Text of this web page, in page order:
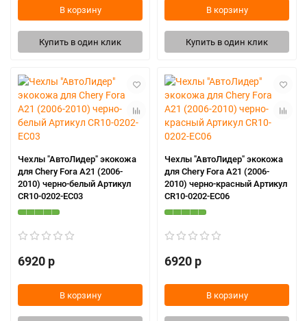
В корзину
Купить в один клик
В корзину
Купить в один клик
Чехлы "АвтоЛидер" экокожа
для Chery Fora A21 (2006-
2010) черно-белый Артикул
CR10-0202-EC03
6920 р
В корзину
Чехлы "АвтоЛидер" экокожа
для Chery Fora A21 (2006-
2010) черно-красный Артикул
CR10-0202-EC06
6920 р
В корзину